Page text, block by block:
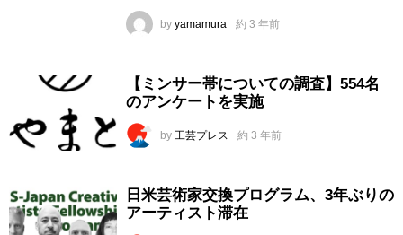
by yamamura 約 3 年前
【ミンサー帯についての調査】554名
のアンケートを実施
by 工芸プレス 約 3 年前
日米芸術家交換プログラム、3年ぶりの
アーティスト滞在